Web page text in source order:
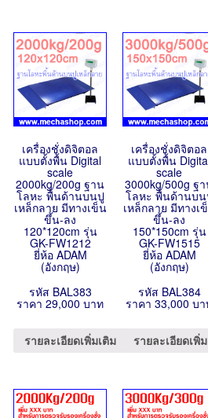
เครื่องชั่งดิจิตอล
แบบตั้งพื้น Digital
scale
2000kg/200g ฐาน
โลหะ พื้นด้านบนปู
เหล็กลาย มีทางเข็น
ขึ้น-ลง
120*120cm รุ่น
GK-FW1212
ยี่ห้อ ADAM
(อังกฤษ)
รหัส BAL383
ราคา 29,000 บาท
รายละเอียดเพิ่มเติม
เครื่องชั่งดิจิตอล
แบบตั้งพื้น
scale
3000kg/500g ฐ
โลหะ พื้นด้านบ
เหล็กลาย มีทางเ
ขึ้น-ลง
150*150cm รุ่น
GK-FW1515
ยี่ห้อ ADAM
(อังกฤษ)
รหัส BAL384
ราคา 33,000 บ
รายละเอียดเพิ่